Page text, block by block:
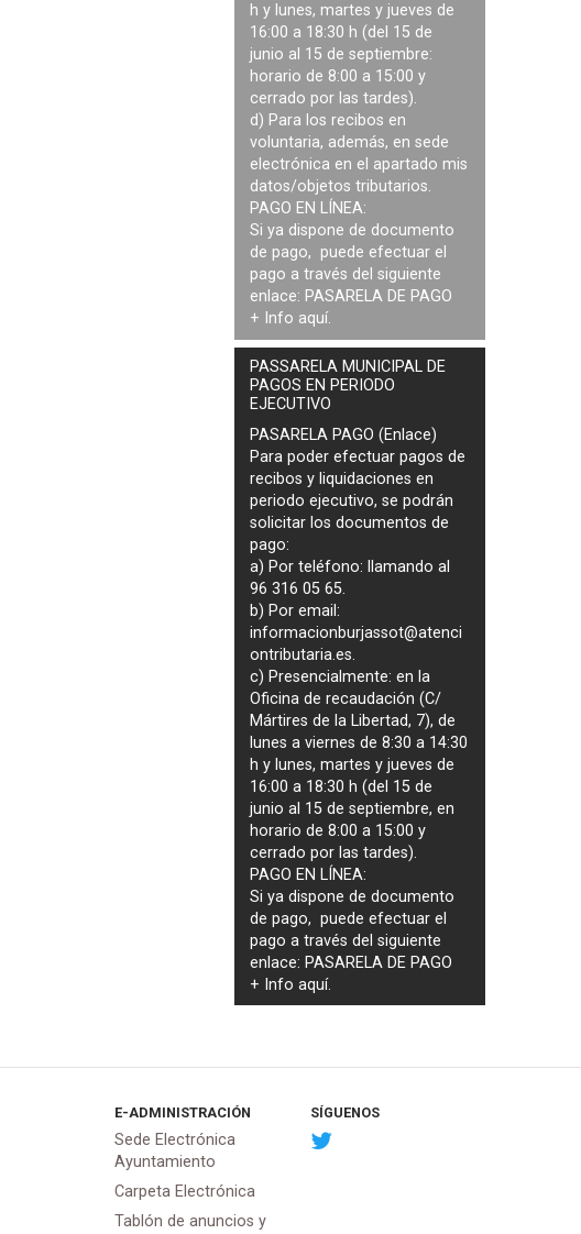
h y lunes, martes y jueves de
16:00 a 18:30 h (del 15 de
junio al 15 de septiembre:
horario de 8:00 a 15:00 y
cerrado por las tardes).
d) Para los recibos en
voluntaria, además, en sede
electrónica en el apartado mis
datos/objetos tributarios.
PAGO EN LÍNEA:
Si ya dispone de documento
de pago, puede efectuar el
pago a través del siguiente
enlace: PASARELA DE PAGO
+ Info aquí.
PASSARELA MUNICIPAL DE
PAGOS EN PERIODO
EJECUTIVO
PASARELA PAGO (Enlace)
Para poder efectuar pagos de
recibos y liquidaciones en
periodo ejecutivo, se podrán
solicitar los documentos de
pago:
a) Por teléfono: llamando al
96 316 05 65.
b) Por email:
informacionburjassot@atenci
ontributaria.es.
c) Presencialmente: en la
Oficina de recaudación (C/
Mártires de la Libertad, 7), de
lunes a viernes de 8:30 a 14:30
h y lunes, martes y jueves de
16:00 a 18:30 h (del 15 de
junio al 15 de septiembre, en
horario de 8:00 a 15:00 y
cerrado por las tardes).
PAGO EN LÍNEA:
Si ya dispone de documento
de pago, puede efectuar el
pago a través del siguiente
enlace: PASARELA DE PAGO
+ Infoaquí.
E-ADMINISTRACIÓN
Sede Electrónica
Ayuntamiento
Carpeta Electrónica
Tablón de anuncios y
SÍGUENOS